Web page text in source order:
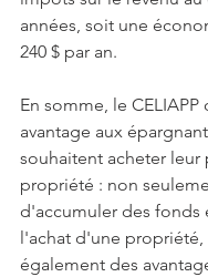
années, soit une
240 $ par an.
En somme, le
avantage aux
souhaitent acheter leur
propriété : non
d'accumuler des fonds
l'achat d'une
également des